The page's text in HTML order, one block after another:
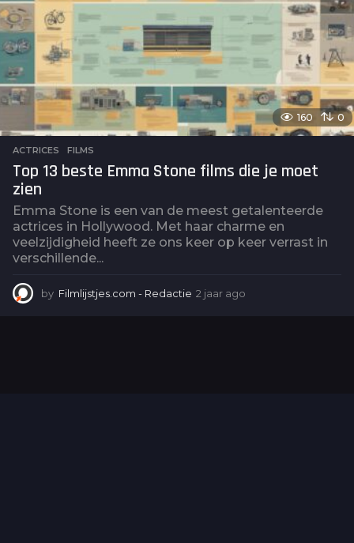
160 0
ACTRICES ,FILMS
Top 13 beste Emma Stone films die je moet
zien
Emma Stone is een van de meest getalenteerde
actrices in Hollywood. Met haar charme en
veelzijdigheid heeft ze ons keer op keer verrast in
verschillende...
by Filmlijstjes.com - Redactie 2 jaar ago